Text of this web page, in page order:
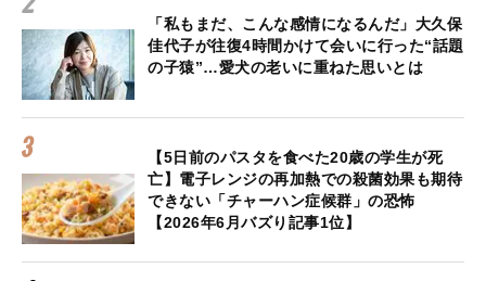
「私もまだ、こんな感情になるんだ」大久保
佳代子が往復4時間かけて会いに行った“話題
の子猿”…愛犬の老いに重ねた思いとは
【5日前のパスタを食べた20歳の学生が死
亡】電子レンジの再加熱での殺菌効果も期待
できない「チャーハン症候群」の恐怖
【2026年6月バズり記事1位】